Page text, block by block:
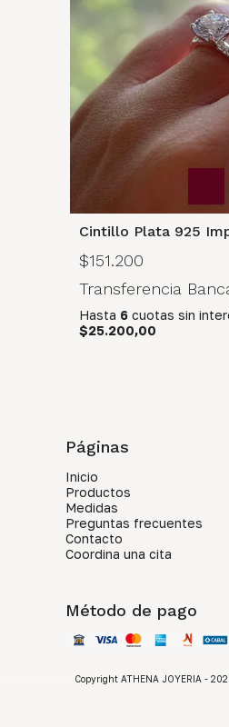
Cintillo Plata 925
$151.200
Transferencia
Hasta 6 cuotas sin
$25.200,00
Páginas
Inicio
Productos
Medidas
Preguntas frecuentes
Contacto
Coordina una cita
Método de pago
Copyright ATHENA JOYERIA -